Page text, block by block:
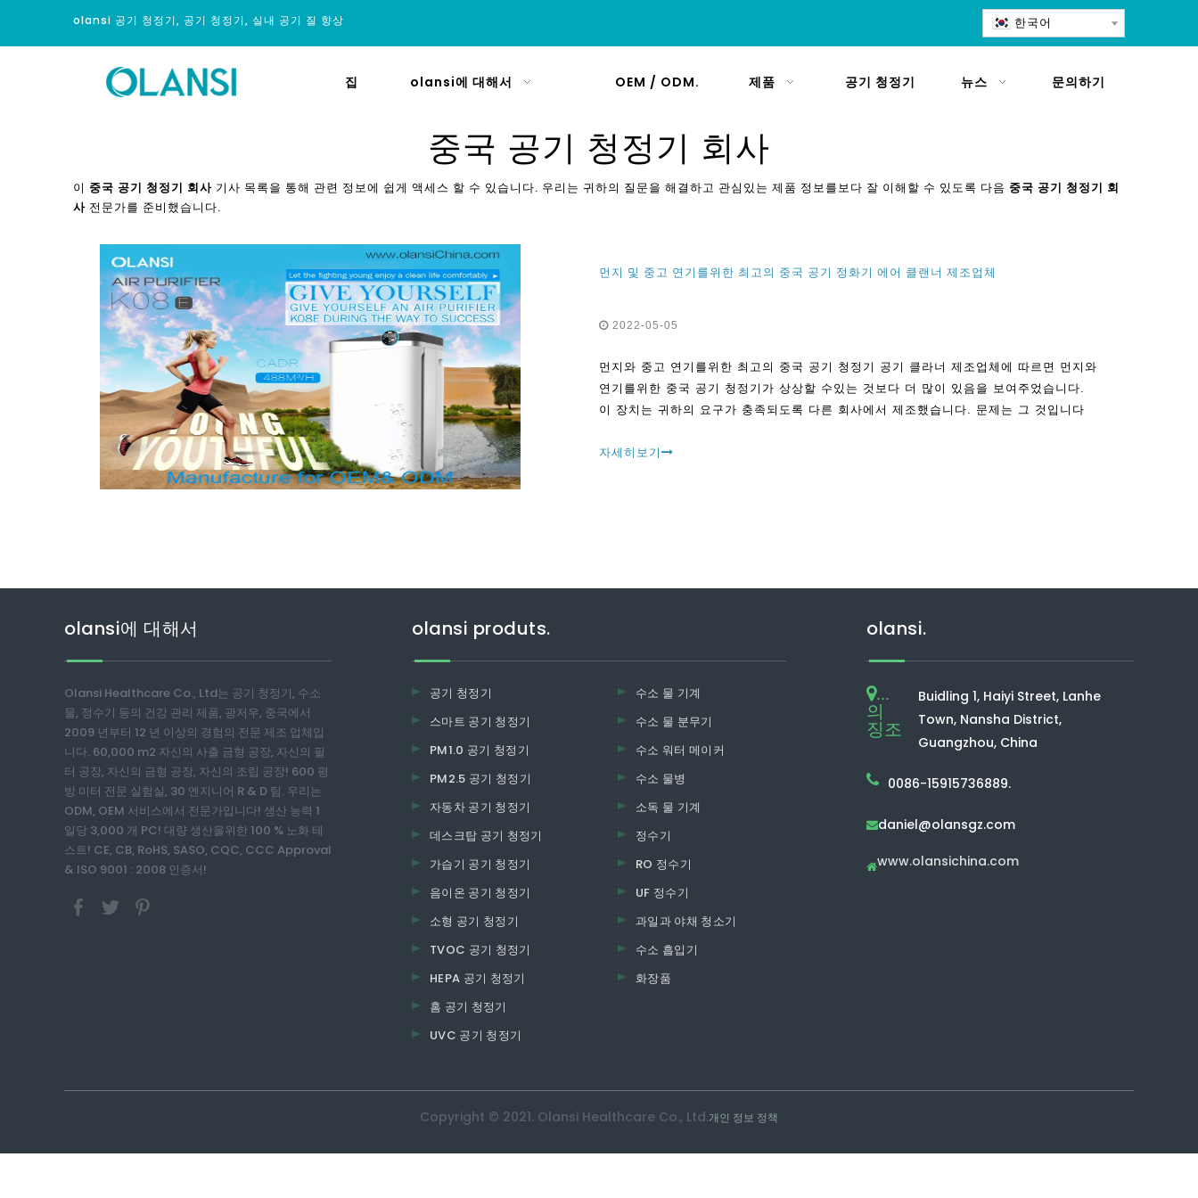
olansi 공기 청정기, 공기 청정기, 실내 공기 질 향상 한국어
집 olansi에 대해서 OEM / ODM. 제품 공기 청정기 뉴스 문의하기
중국 공기 청정기 회사
이 중국 공기 청정기 회사 기사 목록을 통해 관련 정보에 쉽게 액세스 할 수 있습니다. 우리는 귀하의 질문을 해결하고 관심있는 제품 정보를보다 잘 이해할 수 있도록 다음 중국 공기 청정기 회
사 전문가를 준비했습니다.
먼지 및 중고 연기를위한 최고의 중국 공기 정화기 에어 클랜너 제조업체
2022-05-05
먼지와 중고 연기를위한 최고의 중국 공기 청정기 공기 클라너 제조업체에 따르면 먼지와
연기를위한 중국 공기 청정기가 상상할 수있는 것보다 더 많이 있음을 보여주었습니다.
이 장치는 귀하의 요구가 충족되도록 다른 회사에서 제조했습니다. 문제는 그 것입니다
자세히보기
olansi에 대해서
Olansi Healthcare Co., Ltd는 공기 청정기, 수소
물, 정수기 등의 건강 관리 제품, 광저우, 중국에서
2009 년부터 12 년 이상의 경험의 전문 제조 업체입
니다. 60,000 m2 자신의 사출 금형 공장, 자신의 필
터 공장, 자신의 금형 공장, 자신의 조립 공장! 600 평
방 미터 전문 실험실, 30 엔지니어 R & D 팀. 우리는
ODM, OEM 서비스에서 전문가입니다! 생산 능력 1
일당 3,000 개 PC! 대량 생산을위한 100 % 노화 테
스트! CE, CB, RoHS, SASO, CQC, CCC Approval
& ISO 9001 : 2008 인증서!
olansi produts.
공기 청정기
스마트 공기 청정기
PM1.0 공기 청정기
PM2.5 공기 청정기
자동차 공기 청정기
데스크탑 공기 청정기
가습기 공기 청정기
음이온 공기 청정기
소형 공기 청정기
TVOC 공기 청정기
HEPA 공기 청정기
홈 공기 청정기
UVC 공기 청정기
수소 물 기계
수소 물 분무기
수소 워터 메이커
수소 물병
소독 물 기계
정수기
RO 정수기
UF 정수기
과일과 야채 청소기
수소 흡입기
화장품
olansi.
...
의
징조
Buidling 1, Haiyi Street, Lanhe
Town, Nansha District,
Guangzhou, China
0086-15915736889.
daniel@olansgz.com
www.olansichina.com
Copyright © 2021. Olansi Healthcare Co., Ltd.개인 정보 정책